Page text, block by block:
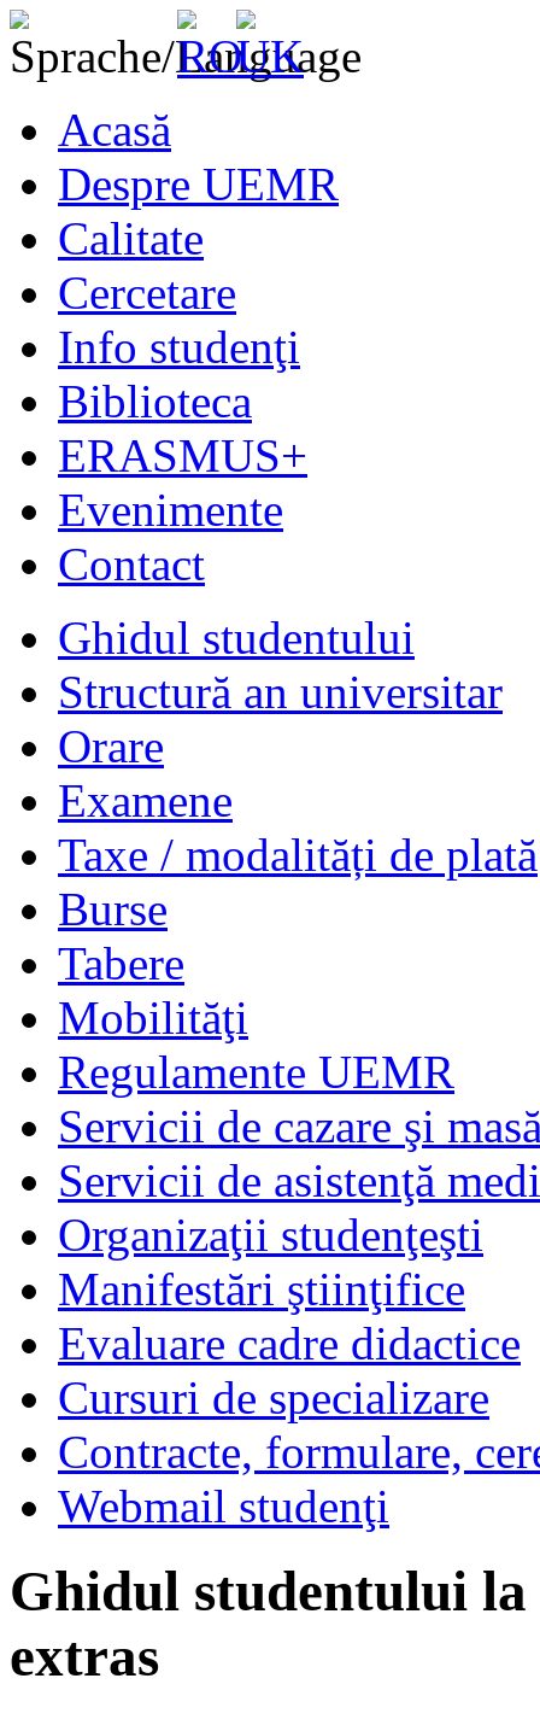
Acasă
Despre UEMR
Calitate
Cercetare
Info studenţi
Biblioteca
ERASMUS+
Evenimente
Contact
Ghidul studentului
Structură an universitar
Orare
Examene
Taxe / modalități de plată
Burse
Tabere
Mobilităţi
Regulamente UEMR
Servicii de cazare şi
Servicii de asistenţă
Organizaţii studenţeşti
Manifestări ştiinţifice
Evaluare cadre didactice
Cursuri de specializare
Contracte, formulare,
Webmail studenţi
Ghidul studentului la
extras